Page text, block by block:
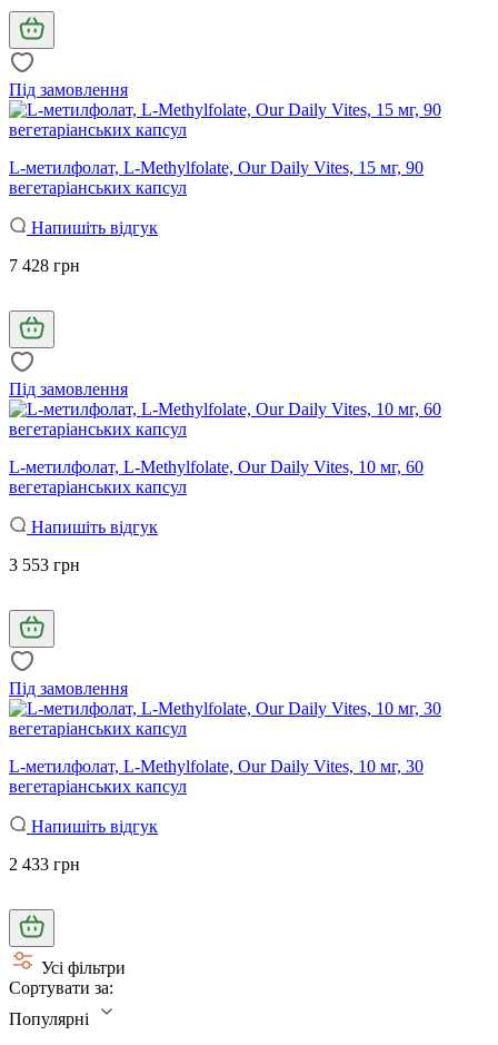
Під замовлення
L-метилфолат, L-Methylfolate, Our Daily Vites, 15 мг, 90
вегетаріанських капсул
Напишіть відгук
7 428 грн
Під замовлення
L-метилфолат, L-Methylfolate, Our Daily Vites, 10 мг, 60
вегетаріанських капсул
Напишіть відгук
3 553 грн
Під замовлення
L-метилфолат, L-Methylfolate, Our Daily Vites, 10 мг, 30
вегетаріанських капсул
Напишіть відгук
2 433 грн
Усі фільтри
Сортувати за:
Популярні